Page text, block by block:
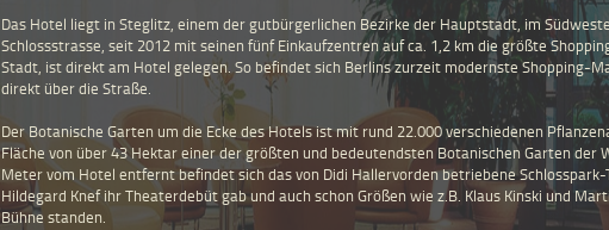
Das Hotel liegt in Steglitz, einem der gutbürgerlichen Bezirke der Hauptstadt, im
Schlossstrasse, seit 2012 mit seinen fünf Einkaufzentren auf ca. 1,2 km die größte
Stadt, ist direkt am Hotel gelegen. So befindet sich Berlins zurzeit modernste Shopping-
direkt über die Straße.
Der Botanische Garten um die Ecke des Hotels ist mit rund 22.000 verschiedenen
Fläche von über 43 Hektar einer der größten und bedeutendsten Botanischen Garten der
Meter vom Hotel entfernt befindet sich das von Didi Hallervorden betriebene Schlosspark-
Hildegard Knef ihr Theaterdebüt gab und auch schon Größen wie z.B. Klaus Kinski und
Bühne standen.